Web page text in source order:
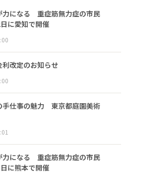
力になる 重症筋無力症の市民
に愛知で開催
利改定のお知らせ
手仕事の魅力 東京都庭園美術
力になる 重症筋無力症の市民
に熊本で開催